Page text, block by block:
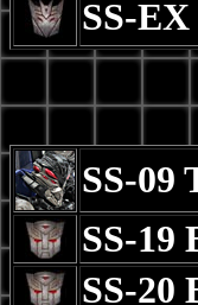
SS-
SS-09
SS-19
SS-20